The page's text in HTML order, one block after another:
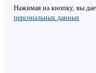
Нажимая на кнопку, вы
персональных данных